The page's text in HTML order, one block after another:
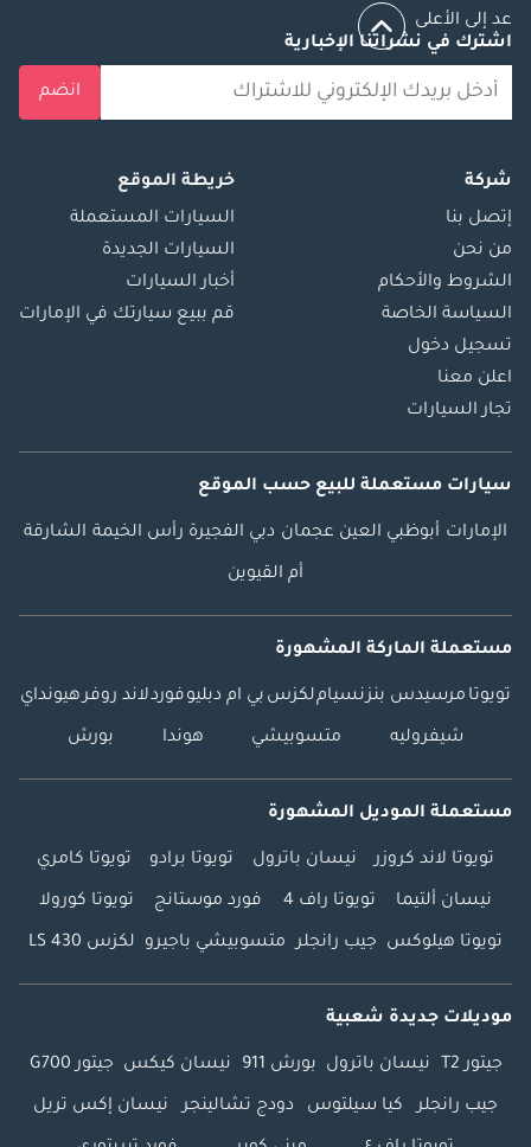
عد إلى الأعلى
اشترك في نشراتنا الإخبارية
انضم
شركة
إتصل بنا
من نحن
الشروط والأحكام
السياسة الخاصة
تسجيل دخول
اعلن معنا
تجار السيارات
خريطة الموقع
السيارات المستعملة
السيارات الجديدة
أخبار السيارات
قم ببيع سيارتك في الإمارات
سيارات مستعملة للبيع حسب الموقع
الإمارات أبوظبي العين عجمان دبي الفجيرة رأس الخيمة الشارقة
أم القيوين
مستعملة الماركة المشهورة
تويوتا مرسيدس بنزنسياملكزس بي ام دبليوفوردلاند روفرهيونداي
شيفروليه متسوبيشي هوندا بورش
مستعملة الموديل المشهورة
تويوتا لاند كروزر نيسان باترول تويوتا برادو تويوتا كامري
نيسان ألتيما تويوتا راف 4 فورد موستانج تويوتا كورولا
تويوتا هيلوكس جيب رانجلر متسوبيشي باجيرو لكزس LS 430
موديلات جديدة شعبية
جيتور T2 نيسان باترول بورش 911 نيسان كيكس جيتور G700
جيب رانجلر كيا سيلتوس دودج تشالينجر نيسان إكس تريل